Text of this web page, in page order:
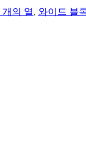
개의 열, 와이드 블